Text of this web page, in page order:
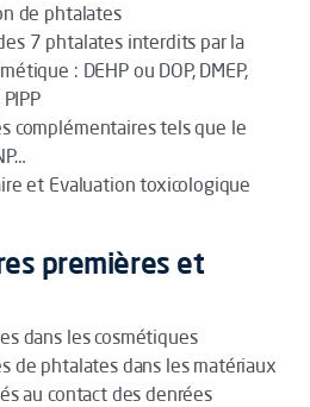
de phtalates
7 phtalates interdits par la
: DEHP ou DOP, DMEP,
PIPP
complémentaires tels que le
et Evaluation toxicologique
premières et
dans les cosmétiques
de phtalates dans les matériaux
au contact des denrées